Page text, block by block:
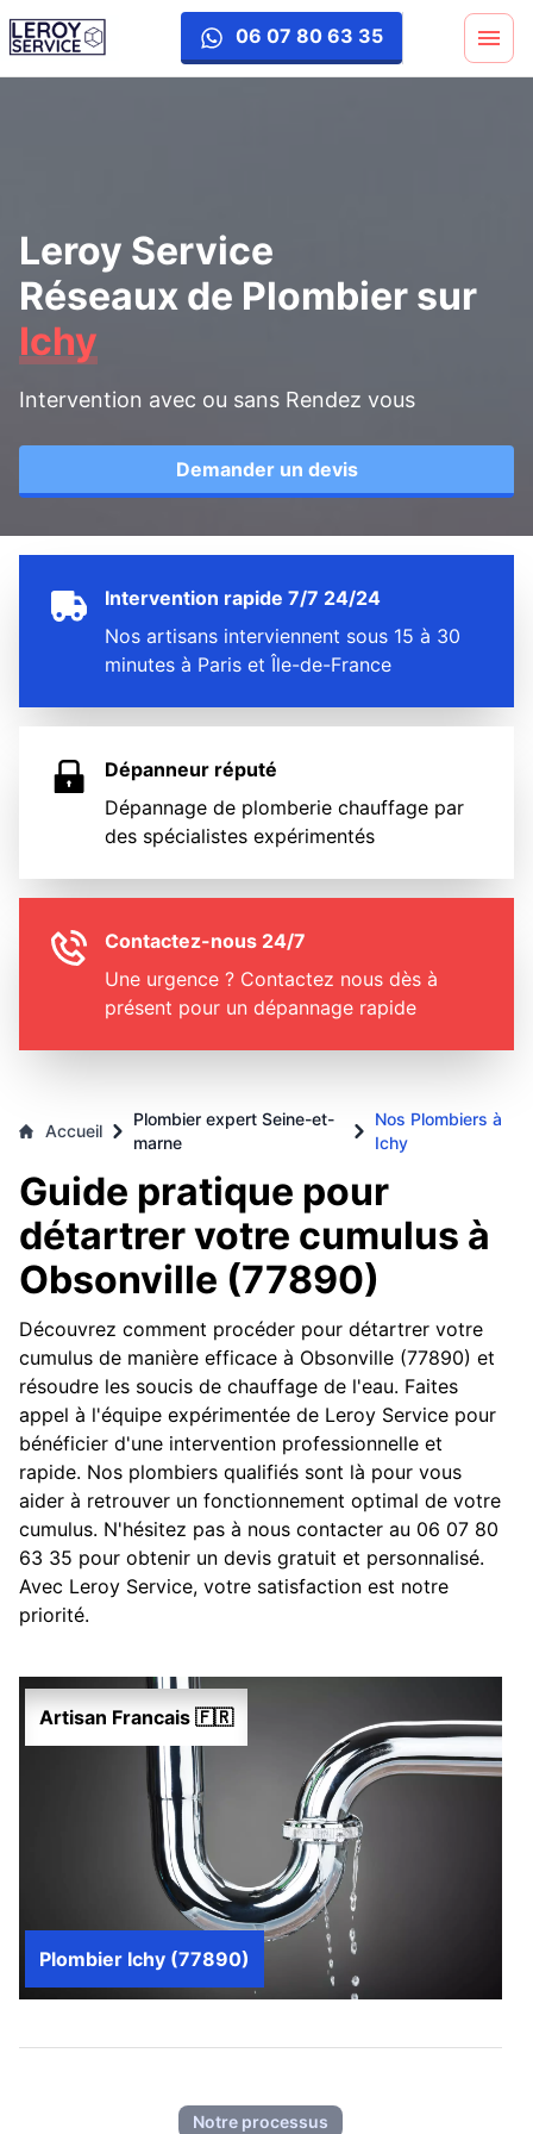
06 07 80 63 35
Leroy Service
Réseaux de Plombier sur
Ichy
Intervention avec ou sans Rendez vous
Demander un devis
Intervention rapide 7/7 24/24
Nos artisans interviennent sous 15 à 30
minutes à Paris et Île-de-France
Dépanneur réputé
Dépannage de plomberie chauffage par
des spécialistes expérimentés
Contactez-nous 24/7
Une urgence ? Contactez nous dès à
présent pour un dépannage rapide
Accueil
Plombier expert Seine-et-
marne
Nos Plombiers à
Ichy
Guide pratique pour
détartrer votre cumulus à
Obsonville (77890)
Découvrez comment procéder pour détartrer votre
cumulus de manière efficace à Obsonville (77890) et
résoudre les soucis de chauffage de l'eau. Faites
appel à l'équipe expérimentée de Leroy Service pour
bénéficier d'une intervention professionnelle et
rapide. Nos plombiers qualifiés sont là pour vous
aider à retrouver un fonctionnement optimal de votre
cumulus. N'hésitez pas à nous contacter au 06 07 80
63 35 pour obtenir un devis gratuit et personnalisé.
Avec Leroy Service, votre satisfaction est notre
priorité.
Artisan Francais 🇫🇷
Plombier Ichy (77890)
Notre processus